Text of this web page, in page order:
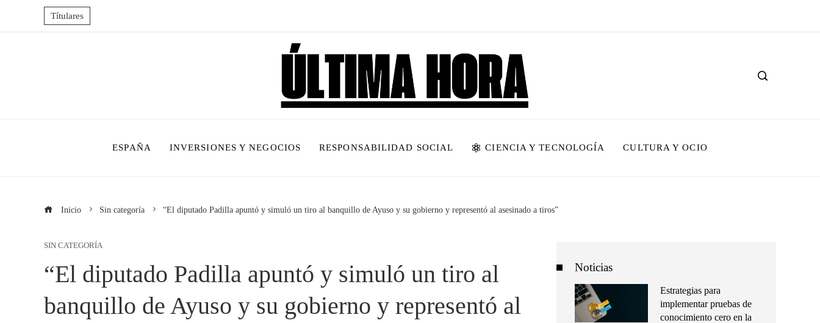
Títulares
ESPAÑA INVERSIONES Y NEGOCIOS RESPONSABILIDAD SOCIAL CIENCIA Y TECNOLOGÍA CULTURA Y OCIO
Inicio Sin categoría “El diputado Padilla apuntó y simuló un tiro al banquillo de Ayuso y su gobierno y representó al asesinado a tiros”
SIN CATEGORÍA
“El diputado Padilla apuntó y simuló un tiro al
banquillo de Ayuso y su gobierno y representó al
Noticias
Estrategias para
implementar pruebas de
conocimiento cero en la